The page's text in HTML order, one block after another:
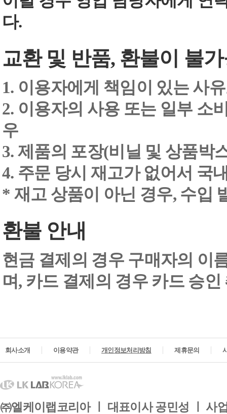
다.
교환 및 반품, 환불이 불
1. 이용자에게 책임이 있는 사
2. 이용자의 사용 또는 일부 소
우
3. 제품의 포장(비닐 및 상품박
4. 주문 당시 재고가 없어서 국
* 재고 상품이 아닌 경우, 수입
환불 안내
현금 결제의 경우 구매자의 이
며, 카드 결제의 경우 카드 승
회사소개 이용약관 개인정보처리방침 제휴문의
㈜엘케이랩코리아 ㅣ 대표이사 공민성 ㅣ 사